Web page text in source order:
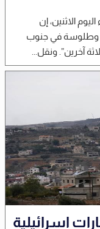
الاثنين، إن
وطلوسة في جنوب
آخرين”. ونقل...
غارات إسرائيلية